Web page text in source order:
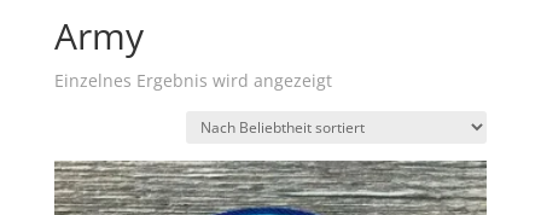
Army
Einzelnes Ergebnis wird angezeigt